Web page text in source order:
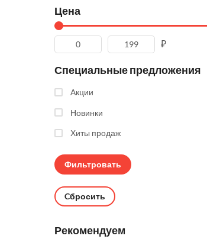
Цена
₽
Специальные предложения
Акции
Новинки
Хиты продаж
Cбросить
Рекомендуем